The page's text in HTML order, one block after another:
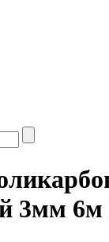
3мм 6м